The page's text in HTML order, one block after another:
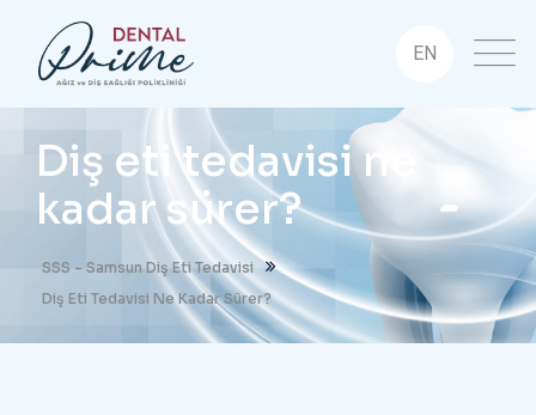
EN
Diş eti tedavisi ne
kadar sürer?
SSS - Samsun Diş Eti Tedavisi
Diş Eti Tedavisi Ne Kadar Sürer?